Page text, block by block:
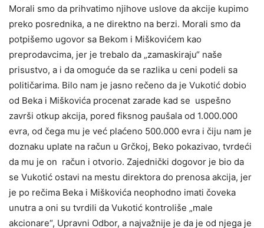
Morali smo da prihvatimo njihove uslove da akcije kupimo
preko posrednika, a ne direktno na berzi. Morali smo da
potpišemo ugovor sa Bekom i Miškovićem kao
preprodavcima, jer je trebalo da „zamaskiraju“ naše
prisustvo, a i da omoguće da se razlika u ceni podeli sa
političarima. Bilo nam je jasno rečeno da je Vukotić dobio
od Beka i Miškovića procenat zarade kad se uspešno
završi otkup akcija, pored fiksnog paušala od 1.000.000
evra, od čega mu je već plaćeno 500.000 evra i čiju nam je
doznaku uplate na račun u Grčkoj, Beko pokazivao, tvrdeći
da mu je on račun i otvorio. Zajednički dogovor je bio da
se Vukotić ostavi na mestu direktora do prenosa akcija, jer
je po rečima Beka i Miškovića neophodno imati čoveka
unutra a oni su tvrdili da Vukotić kontroliše „male
akcionare“, Upravni Odbor, a najvažnije je da je od njega je